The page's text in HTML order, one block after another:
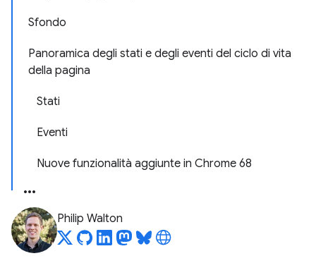
Sfondo
Panoramica degli stati e degli eventi del ciclo di vita
della pagina
Stati
Eventi
Nuove funzionalità aggiunte in Chrome 68
Philip Walton